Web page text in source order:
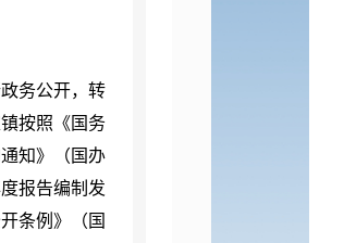
务公开，转
按照《国务
知》（国办
报告编制发
条例》（国